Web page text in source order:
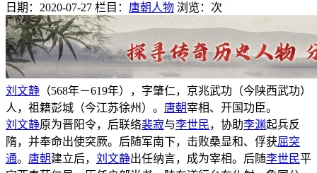
日期：2020-07-27 栏目： 唐朝人物 浏览： 次
刘文静 （568年－619年），字肇仁，京兆武功（今陕西武功）
人，祖籍彭城（今江苏徐州）。 唐朝宰相、开国功臣。
刘文静原为晋阳令，后联络裴寂与李世民，协助李渊起兵反
隋，并奉命出使突厥。后随军南下，击败桑显和、俘获屈突
通。 唐朝建立后， 刘文静出任纳言，成为宰相。后随李世民平